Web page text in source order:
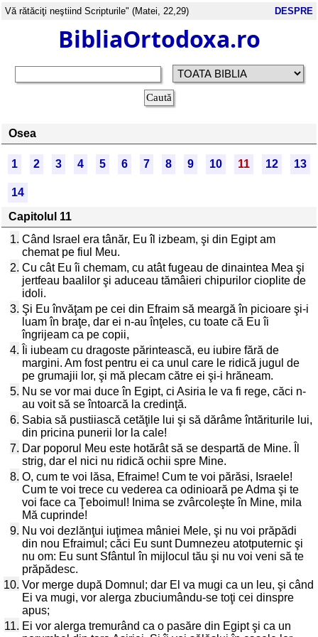
Vă rătăciţi neştiind Scripturile" (Matei, 22,29) DESPRE
BibliaOrtodoxa.ro
Osea
1 2 3 4 5 6 7 8 9 10 11 12 13
14
Capitolul 11
1. Când Israel era tânăr, Eu îl izbeam, şi din Egipt am
chemat pe fiul Meu.
2. Cu cât Eu îi chemam, cu atât fugeau de dinaintea Mea şi
jertfeau baalilor şi aduceau tămâieri chipurilor cioplite de
idoli.
3. Şi Eu învăţam pe cei din Efraim să meargă în picioare şi-i
luam în braţe, dar ei n-au înţeles, cu toate că Eu îi
îngrijeam ca pe copii,
4. Îi iubeam cu dragoste părintească, eu iubire fără de
margini. Am fost pentru ei ca unul care le ridică jugul de
pe grumajii lor, şi mă plecam către ei şi-i hrăneam.
5. Nu se vor mai duce în Egipt, ci Asiria le va fi rege, căci n-
au voit să se întoarcă la credinţă.
6. Sabia să pustiiască cetăţile lui şi să dărâme întăriturile lui,
din pricina punerii lor la cale!
7. Dar poporul Meu este hotărât să se despartă de Mine. Îl
strig, dar el nici nu ridică ochii spre Mine.
8. O, cum te voi lăsa, Efraime! Cum te voi părăsi, Israele!
Cum te voi trece cu vederea ca odinioară pe Adma şi te
voi face ca Ţeboimul! Inima se zvârcoleşte în Mine, mila
Mă cuprinde!
9. Nu voi dezlănţui iuţimea mâniei Mele, şi nu voi prăpădi
din nou Efraimul; căci Eu sunt Dumnezeu atotputernic şi
nu om: Eu sunt Sfântul în mijlocul tău şi nu voi veni să te
prăpădesc.
10. Vor merge după Domnul; dar El va mugi ca un leu, şi când
Ei va mugi, vor alerga zbuciumându-se toţi cei dinspre
apus;
11. Ei vor alerga tremurând ca o pasăre din Egipt şi ca un